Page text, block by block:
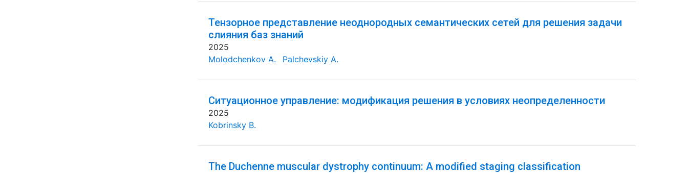
Тензорное представление неоднородных семантических сетей для решения задачи
слияния баз знаний
2025
Molodchenkov A.
Palchevskiy A.
Ситуационное управление: модификация решения в условиях неопределенности
2025
Kobrinsky B.
The Duchenne muscular dystrophy continuum: A modified staging classification